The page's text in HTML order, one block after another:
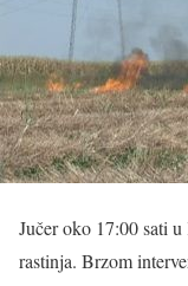
Jučer oko 17:00 sati
rastinja. Brzom